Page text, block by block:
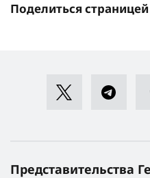
Поделиться страницей
Представительства